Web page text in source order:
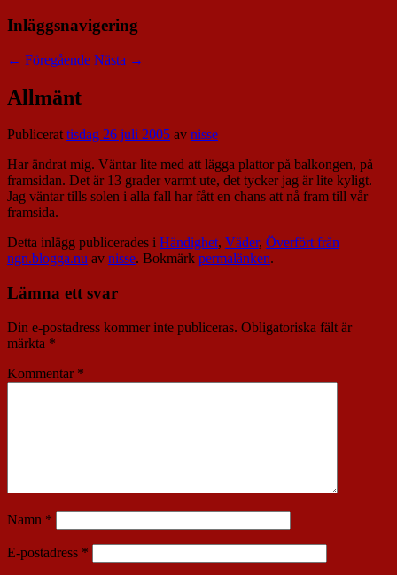
Inläggsnavigering
← Föregående Nästa →
Allmänt
Publicerattisdag 26 juli 2005 av nisse
Har ändrat mig. Väntar lite med att lägga plattor på balkongen, på
framsidan. Det är 13 grader varmt ute, det tycker jag är lite kyligt.
Jag väntar tills solen i alla fall har fått en chans att nå fram till vår
framsida.
Detta inlägg publicerades i Händighet, Väder, Överfört från
ngn.blogga.nu av nisse. Bokmärk permalänken.
Lämna ett svar
Din e-postadress kommer inte publiceras. Obligatoriska fält är
märkta *
Kommentar *
Namn *
E-postadress *